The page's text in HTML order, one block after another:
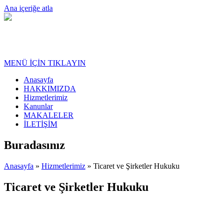
Ana içeriğe atla
MENÜ İÇİN TIKLAYIN
Anasayfa
HAKKIMIZDA
Hizmetlerimiz
Kanunlar
MAKALELER
İLETİŞİM
Buradasınız
Anasayfa » Hizmetlerimiz » Ticaret ve Şirketler Hukuku
Ticaret ve Şirketler Hukuku